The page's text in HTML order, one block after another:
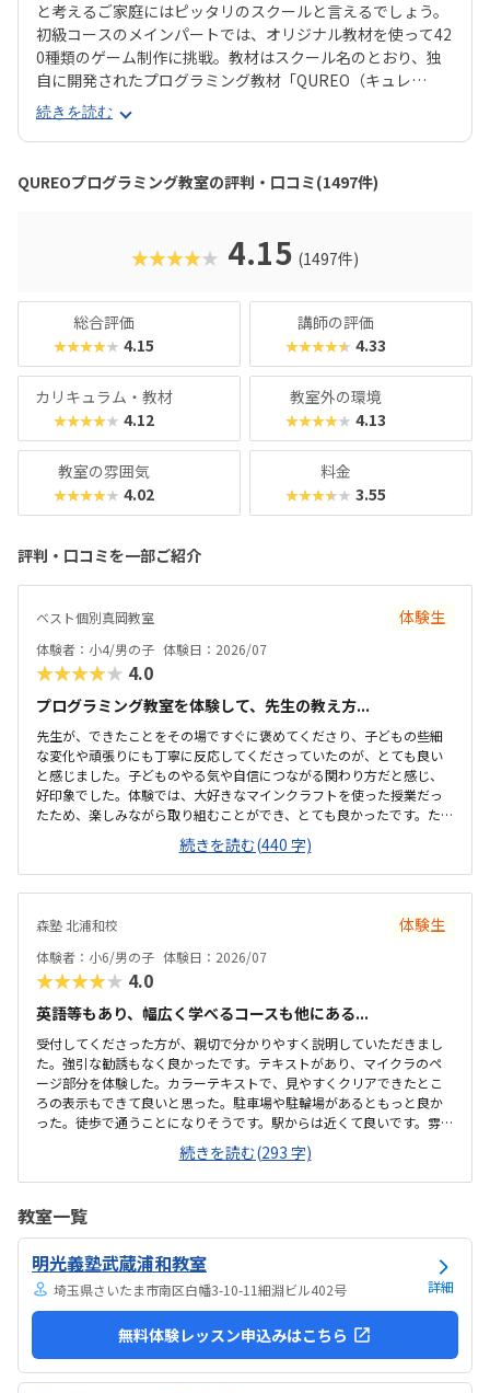
と考えるご家庭にはピッタリのスクールと言えるでしょう。
初級コースのメインパートでは、オリジナル教材を使って42
0種類のゲーム制作に挑戦。教材はスクール名のとおり、独
自に開発されたプログラミング教材「QUREO（キュレ
オ）」です。スマホゲームのような感覚でサクサク進められ
るのに、本格的な内容が学べるのが魅力。子どもにとっても
「やらされている感」がないので、楽しくゲームをクリアし
ていくようなペースでどんどん学習を進めていけます。教材
のデザイン性も高く、実際にスマホゲーム開発で使用されて
クに慣れている今の子どもでも、「安っぽい」「子どもっぽ
い」と思わず勉強に取り組めるでしょう。学習結果は通信簿
続きを読む
QUREOプログラミング教室の評判・口コミ(1497件)
★★★★★ 4.15 (1497件)
総合評価
★★★★★ 4.15
講師の評価
★★★★★ 4.33
カリキュラム・教材
★★★★★ 4.12
教室外の環境
★★★★★ 4.13
教室の雰囲気
★★★★★ 4.02
料金
★★★★★ 3.55
評判・口コミを一部ご紹介
ベスト個別真岡教室 体験生
体験者：小4/男の子 体験日：2026/07
★★★★★ 4.0
プログラミング教室を体験して、先生の教え方...
先生が、できたことをその場ですぐに褒めてくださり、子どもの些細
な変化や頑張りにも丁寧に反応してくださっていたのが、とても良い
と感じました。子どものやる気や自信につながる関わり方だと感じ、
好印象でした。体験では、大好きなマインクラフトを使った授業だっ
たため、楽しみながら取り組むことができ、とても良かったです。た
だ、今後もずっとマインクラフトを使った内容ではないと伺ったの
で、その後も興味を持って取り組めるかどうかは少し気になる点でし
た。教室は自宅から15分ほどの距離にあり、通いやすいと感じまし
た。また、駐車場もあるため、送り迎えもしやすく、安心して通わせ
ているわけではありませんが、壁などで視線が分散しにくい工夫がさ
れており、集中しやすい雰囲気だと感じました。月4回（1回50分）で
約12,000円という料金は、我が家にとってはや...
続きを読む(440 字)
森塾 北浦和校 体験生
体験者：小6/男の子 体験日：2026/07
★★★★★ 4.0
英語等もあり、幅広く学べるコースも他にある...
受付してくださった方が、親切で分かりやすく説明していただきまし
た。強引な勧誘もなく良かったです。テキストがあり、マイクラのペ
ージ部分を体験した。カラーテキストで、見やすくクリアできたとこ
ろの表示もできて良いと思った。駐車場や駐輪場があるともっと良か
った。徒歩で通うことになりそうです。駅からは近くて良いです。雰囲
気も良く、清潔感もあった。部屋が区切られていて、個人スペースも
確保されていて良かった。基本料金以外に、追加料金があまり無さそ
うで良かった。できれば、毎月1万以内で通いたいです。子供に熱心に
気持ちになれて良かった。
続きを読む(293 字)
教室一覧
明光義塾武蔵浦和教室
埼玉県さいたま市南区白幡3-10-11細淵ビル402号 詳細
無料体験レッスン申込みはこちら